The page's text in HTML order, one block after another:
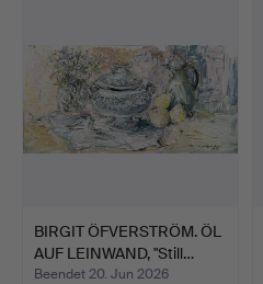
BIRGIT ÖFVERSTRÖM. ÖL
AUF LEINWAND, "Still…
Beendet 20. Jun 2026